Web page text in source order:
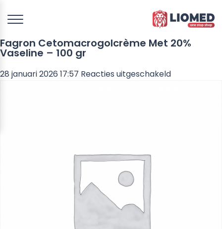
Fagron Cetomacrogolcrème Met 20%
Vaseline – 100 gr
28 januari 2026 17:57 Reacties uitgeschakeldvoor